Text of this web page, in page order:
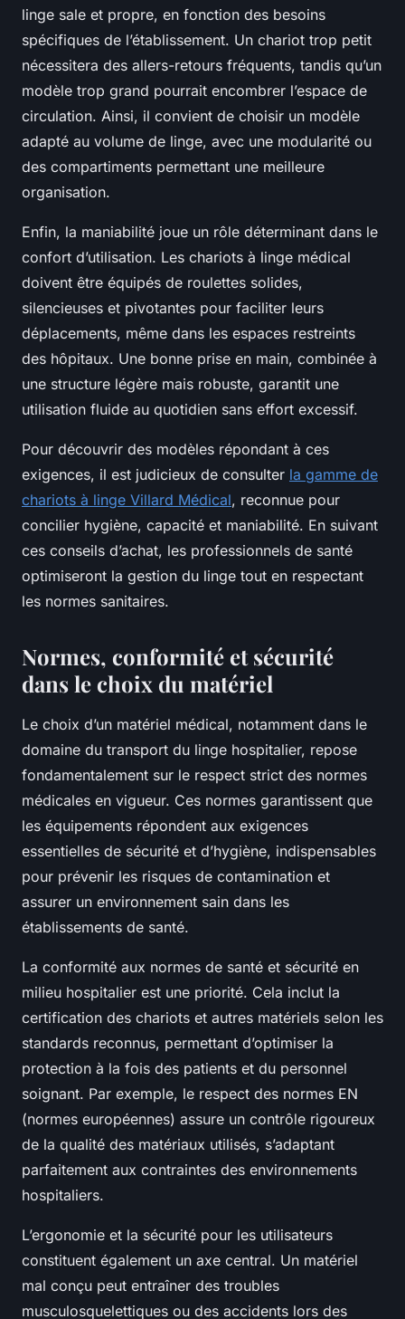
linge sale et propre, en fonction des besoins
spécifiques de l’établissement. Un chariot trop petit
nécessitera des allers-retours fréquents, tandis qu’un
modèle trop grand pourrait encombrer l’espace de
circulation. Ainsi, il convient de choisir un modèle
adapté au volume de linge, avec une modularité ou
des compartiments permettant une meilleure
organisation.
Enfin, la maniabilité joue un rôle déterminant dans le
confort d’utilisation. Les chariots à linge médical
doivent être équipés de roulettes solides,
silencieuses et pivotantes pour faciliter leurs
déplacements, même dans les espaces restreints
des hôpitaux. Une bonne prise en main, combinée à
une structure légère mais robuste, garantit une
utilisation fluide au quotidien sans effort excessif.
Pour découvrir des modèles répondant à ces
exigences, il est judicieux de consulter la gamme de
chariots à linge Villard Médical, reconnue pour
concilier hygiène, capacité et maniabilité. En suivant
ces conseils d’achat, les professionnels de santé
optimiseront la gestion du linge tout en respectant
les normes sanitaires.
Normes, conformité et sécurité
dans le choix du matériel
Le choix d’un matériel médical, notamment dans le
domaine du transport du linge hospitalier, repose
fondamentalement sur le respect strict des normes
médicales en vigueur. Ces normes garantissent que
les équipements répondent aux exigences
essentielles de sécurité et d’hygiène, indispensables
pour prévenir les risques de contamination et
assurer un environnement sain dans les
établissements de santé.
La conformité aux normes de santé et sécurité en
milieu hospitalier est une priorité. Cela inclut la
certification des chariots et autres matériels selon les
standards reconnus, permettant d’optimiser la
protection à la fois des patients et du personnel
soignant. Par exemple, le respect des normes EN
(normes européennes) assure un contrôle rigoureux
de la qualité des matériaux utilisés, s’adaptant
parfaitement aux contraintes des environnements
hospitaliers.
L’ergonomie et la sécurité pour les utilisateurs
constituent également un axe central. Un matériel
mal conçu peut entraîner des troubles
musculosquelettiques ou des accidents lors des